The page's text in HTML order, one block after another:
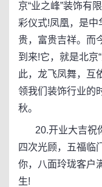
京“业之峰”装饰有
彩仪式!凤凰，是
贵，富贵吉祥。而
到来!它，就是北京
此，龙飞凤舞，互
领我们装饰行业的
秋。
20.开业大吉祝
四次光顾，五福临
你，八面玲珑客户
生!